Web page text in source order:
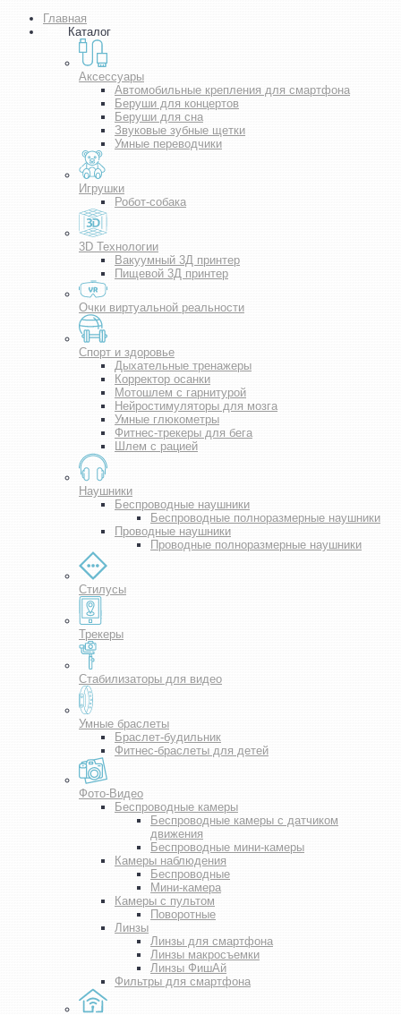
Главная
Каталог
Аксессуары
Автомобильные крепления для смартфона
Беруши для концертов
Беруши для сна
Звуковые зубные щетки
Умные переводчики
Игрушки
Робот-собака
3D Технологии
Вакуумный 3Д принтер
Пищевой 3Д принтер
Очки виртуальной реальности
Спорт и здоровье
Дыхательные тренажеры
Корректор осанки
Мотошлем с гарнитурой
Нейростимуляторы для мозга
Умные глюкометры
Фитнес-трекеры для бега
Шлем с рацией
Наушники
Беспроводные наушники
Беспроводные полноразмерные наушники
Проводные наушники
Проводные полноразмерные наушники
Стилусы
Трекеры
Стабилизаторы для видео
Умные браслеты
Браслет-будильник
Фитнес-браслеты для детей
Фото-Видео
Беспроводные камеры
Беспроводные камеры с датчиком
движения
Беспроводные мини-камеры
Камеры наблюдения
Беспроводные
Мини-камера
Камеры с пультом
Поворотные
Линзы
Линзы для смартфона
Линзы макросъемки
Линзы ФишАй
Фильтры для смартфона